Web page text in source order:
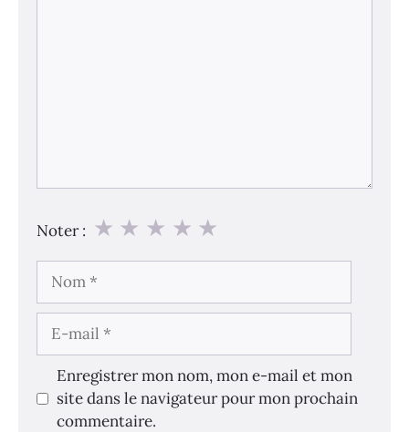
Noter : ★
★
★
★
★
mail
Enregistrer mon nom, mon e-mail et mon
site dans le navigateur pour mon prochain
commentaire.